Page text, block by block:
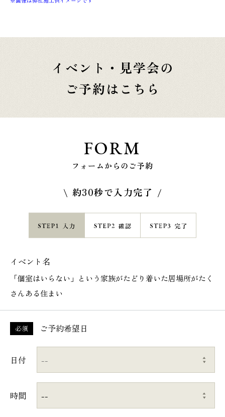
イベント・見学会の
ご予約はこちら
FORM
フォームからのご予約
約30秒で入力完了
イベント名
「個室はいらない」という家族がたどり着いた居場所がたく
さんある住まい
必須 ご予約希望日
日付
時間